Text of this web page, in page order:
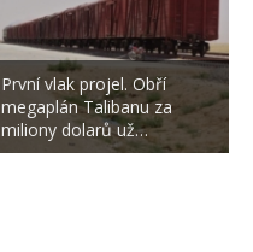
První vlak projel. Obří
megaplán Talibanu za
miliony dolarů už…